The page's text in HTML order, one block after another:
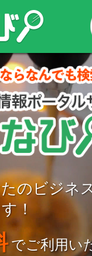
のビジネ
す！
でご利用い